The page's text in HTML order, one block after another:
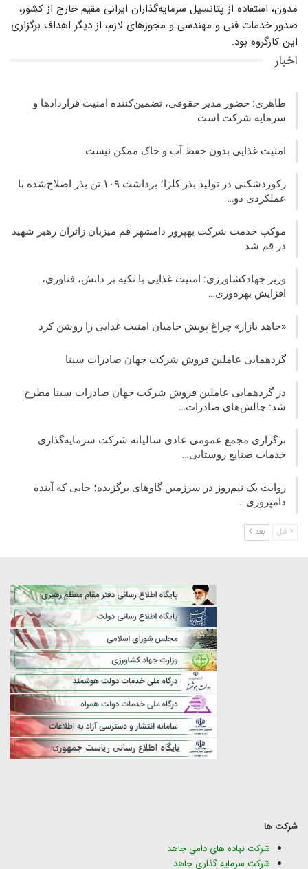
مدون، استفاده از پتانسیل سرمایه‌گذاران ایرانی مقیم خارج از کشور،
صدور خدمات فنی و مهندسی و مجوزهای لازم، از دیگر اهداف برگزاری
این کارگروه بود.
اخبار
طاهری: حضور مدیر حقوقی، تضمین‌کننده امنیت قراردادها و
سرمایه شرکت‌ است
امنیت غذایی بدون حفظ آب و خاک ممکن نیست
رکوردشکنی در تولید بذر کلزا؛ برداشت ۱۰۹ تن بذر اصلاح‌شده با
عملکردی دو…
موکب خدمت شرکت بهپرور دامشهر قم میزبان زائران رهبر شهید
در قم شد
وزیر جهادکشاورزی: امنیت غذایی با تکیه بر دانش، فناوری،
افزایش بهره‌وری…
«جاهد بازار» چراغ پویش حامیان امنیت غذایی را روشن کرد
گردهمایی عاملین فروش شرکت جهان صادرات سینا
در گردهمایی عاملین فروش شرکت جهان صادرات سینا مطرح
شد: چالش‌های صادرات…
برگزاری مجمع عمومی عادی سالیانه شرکت سرمایه‌گذاری
خدمات صنایع روستایی…
روایت یک نیم‌روز در سرزمین گاوهای برگزیده؛ جایی که آینده
دامپروری…
قبل بعد
شرکت ها
شرکت نهاده های دامی جاهد
شرکت سرمایه گذاری جاهد